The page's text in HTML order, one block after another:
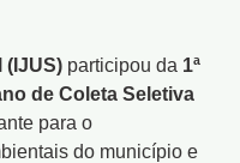
(IJUS) participou da 1ª
de Coleta Seletiva
para o
do município e